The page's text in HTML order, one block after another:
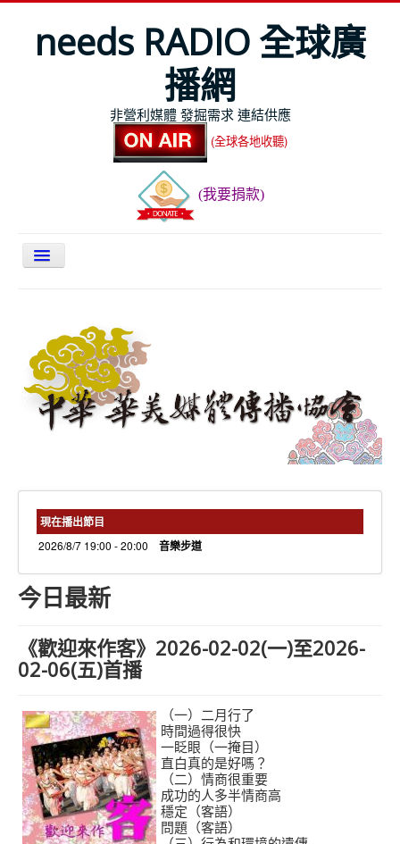
needs RADIO 全球廣
播網
非營利媒體 發掘需求 連結供應
(全球各地收聽)
(我要捐款)
今日最新
節目表
全球Live收聽
needs 專欄
線上捐款
現在播出節目
2026/8/7 19:00 - 20:00 音樂步道
今日最新
《歡迎來作客》2026-02-02(一)至2026-
02-06(五)首播
（一）二月行了
時間過得很快
一眨眼（一掩目）
直白真的是好嗎？
（二）情商很重要
成功的人多半情商高
穩定（客語）
問題（客語）